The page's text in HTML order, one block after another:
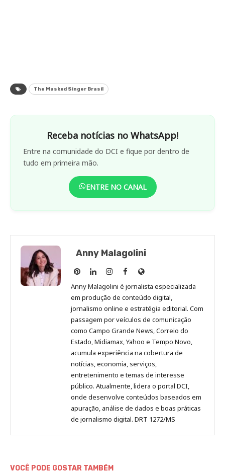
The Masked Singer Brasil
Receba notícias no WhatsApp!
Entre na comunidade do DCI e fique por dentro de
tudo em primeira mão.
ENTRE NO CANAL
Anny Malagolini
Anny
Malagolini
no
Pinterest
Anny
Malagolini
no
LinkedIn
Anny
Malagolini
no
Instagram
Anny
Malagolini
no
Facebook
Site
de
Anny
Malagolini
Anny Malagolini é jornalista especializada
em produção de conteúdo digital,
jornalismo online e estratégia editorial. Com
passagem por veículos de comunicação
como Campo Grande News, Correio do
Estado, Midiamax, Yahoo e Tempo Novo,
acumula experiência na cobertura de
notícias, economia, serviços,
entretenimento e temas de interesse
público. Atualmente, lidera o portal DCI,
onde desenvolve conteúdos baseados em
apuração, análise de dados e boas práticas
de jornalismo digital. DRT 1272/MS
VOCÊ PODE GOSTAR TAMBÉM